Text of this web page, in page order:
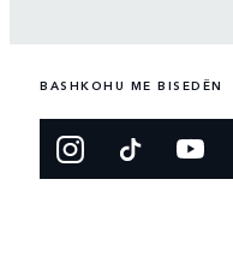
BASHKOHU ME BISEDËN